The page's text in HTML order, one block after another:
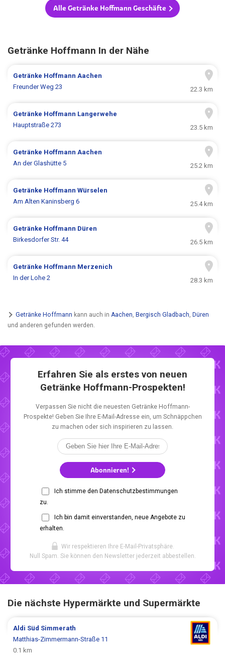
Alle Getränke Hoffmann Geschäfte
Getränke Hoffmann In der Nähe
Getränke HoffmannAachen
Freunder Weg 23
22.3 km
Getränke Hoffmann Langerwehe
Hauptstraße 273
23.5 km
Getränke HoffmannAachen
An der Glashütte 5
25.2 km
Getränke HoffmannWürselen
Am Alten Kaninsberg 6
25.4 km
Getränke Hoffmann Düren
Birkesdorfer Str. 44
26.5 km
Getränke Hoffmann Merzenich
In der Lohe 2
28.3 km
Getränke Hoffmann kann auch in Aachen, Bergisch Gladbach, Düren
und anderen gefunden werden.
Erfahren Sie als erstes von neuen
Getränke Hoffmann-Prospekten!
Verpassen Sie nicht die neuesten Getränke Hoffmann-
Prospekte! Geben Sie Ihre E-Mail-Adresse ein, um Schnäppchen
zu machen oder sich inspirieren zu lassen.
Abonnieren!
Ich stimme den Datenschutzbestimmungen
zu.
Ich bin damit einverstanden, neue Angebote zu
erhalten.
Wir respektieren Ihre E-Mail-Privatsphäre.
Null Spam. Sie können den Newsletter jederzeit abbestellen.
Die nächste Hypermärkte und Supermärkte
Aldi Süd Simmerath
Matthias-Zimmermann-Straße 11
0.1 km